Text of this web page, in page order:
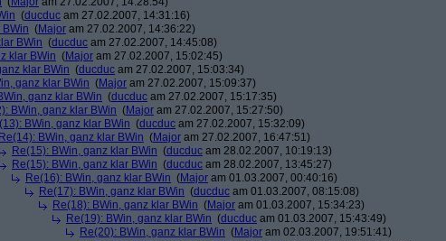
(ducduc am 27.02.2007, 14:31:16)
BWin (Major am 27.02.2007, 14:36:22)
BWin (ducduc am 27.02.2007, 14:45:08)
klar BWin (Major am 27.02.2007, 15:02:45)
klar BWin (ducduc am 27.02.2007, 15:03:34)
ganz klar BWin (Major am 27.02.2007, 15:09:37)
ganz klar BWin (ducduc am 27.02.2007, 15:17:35)
BWin, ganz klar BWin (Major am 27.02.2007, 15:27:50)
BWin, ganz klar BWin (ducduc am 27.02.2007, 15:32:09)
Re(14): BWin, ganz klar BWin (Major am 27.02.2007, 16:47:51)
Re(15): BWin, ganz klar BWin (ducduc am 28.02.2007, 10:19:13)
Re(15): BWin, ganz klar BWin (ducduc am 28.02.2007, 13:45:27)
Re(16): BWin, ganz klar BWin (Major am 01.03.2007, 00:40:16)
Re(17): BWin, ganz klar BWin (ducduc am 01.03.2007, 08:15:08)
Re(18): BWin, ganz klar BWin (Major am 01.03.2007, 15:34:23)
Re(19): BWin, ganz klar BWin (ducduc am 01.03.2007, 15:43:49)
Re(20): BWin, ganz klar BWin (Major am 02.03.2007, 19:51:41)